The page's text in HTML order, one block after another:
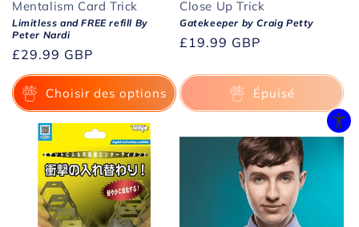
Mentalism Card Trick
Limitless and FREE refill By
Peter Nardi
Prix
habituel
£29.99 GBP
Choisir des options
Close Up Trick
Gatekeeper by Craig Petty
Prix
£19.99 GBP
Épuisé